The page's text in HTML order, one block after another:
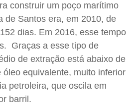
construir um poço marítimo
de Santos era, em 2010, de
dias. Em 2016, esse tempo
Graças a esse tipo de
de extração está abaixo de
óleo equivalente, muito inferior
petroleira, que oscila em
barril.